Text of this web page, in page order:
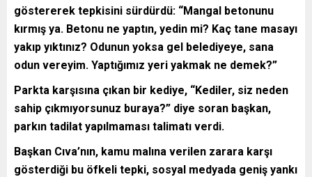
göstererek tepkisini sürdürdü: “Mangal betonunu
kırmış ya. Betonu ne yaptın, yedin mi? Kaç tane masayı
yakıp yıktınız? Odunun yoksa gel belediyeye, sana
odun vereyim. Yaptığımız yeri yakmak ne demek?”
Parkta karşısına çıkan bir kediye, “Kediler, siz neden
sahip çıkmıyorsunuz buraya?” diye soran başkan,
parkın tadilat yapılmaması talimatı verdi.
Başkan Cıva’nın, kamu malına verilen zarara karşı
gösterdiği bu öfkeli tepki, sosyal medyada geniş yankı